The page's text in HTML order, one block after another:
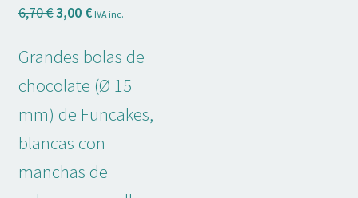
Kits
Textil
Marcas
OFERTAS
6,70€ El
original
6,70 €.
3,00 €El
actual
3,00 €.
IVA inc.
Grandes bolas de
chocolate (Ø 15
mm) de Funcakes,
blancas con
manchas de